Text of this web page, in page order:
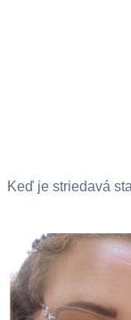
Keď je striedavá